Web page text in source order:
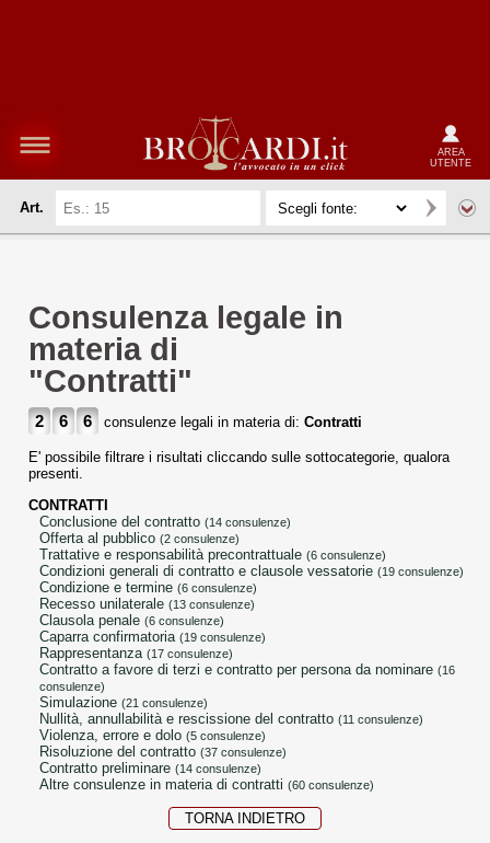
AREA
UTENTE
Art.
Consulenza legale in
materia di
"Contratti"
2 6 6 consulenze legali in materia di: Contratti
E' possibile filtrare i risultati cliccando sulle sottocategorie, qualora
presenti.
CONTRATTI
conclusione del contratto (14 consulenze)
offerta al pubblico (2 consulenze)
trattative e responsabilità precontrattuale (6 consulenze)
condizioni generali di contratto e clausole vessatorie (19 consulenze)
condizione e termine (6 consulenze)
recesso unilaterale (13 consulenze)
clausola penale (6 consulenze)
caparra confirmatoria (19 consulenze)
rappresentanza (17 consulenze)
contratto a favore di terzi e contratto per persona da nominare (16
consulenze)
simulazione (21 consulenze)
nullità, annullabilità e rescissione del contratto (11 consulenze)
violenza, errore e dolo (5 consulenze)
risoluzione del contratto (37 consulenze)
contratto preliminare (14 consulenze)
altre consulenze in materia di contratti (60 consulenze)
TORNA INDIETRO